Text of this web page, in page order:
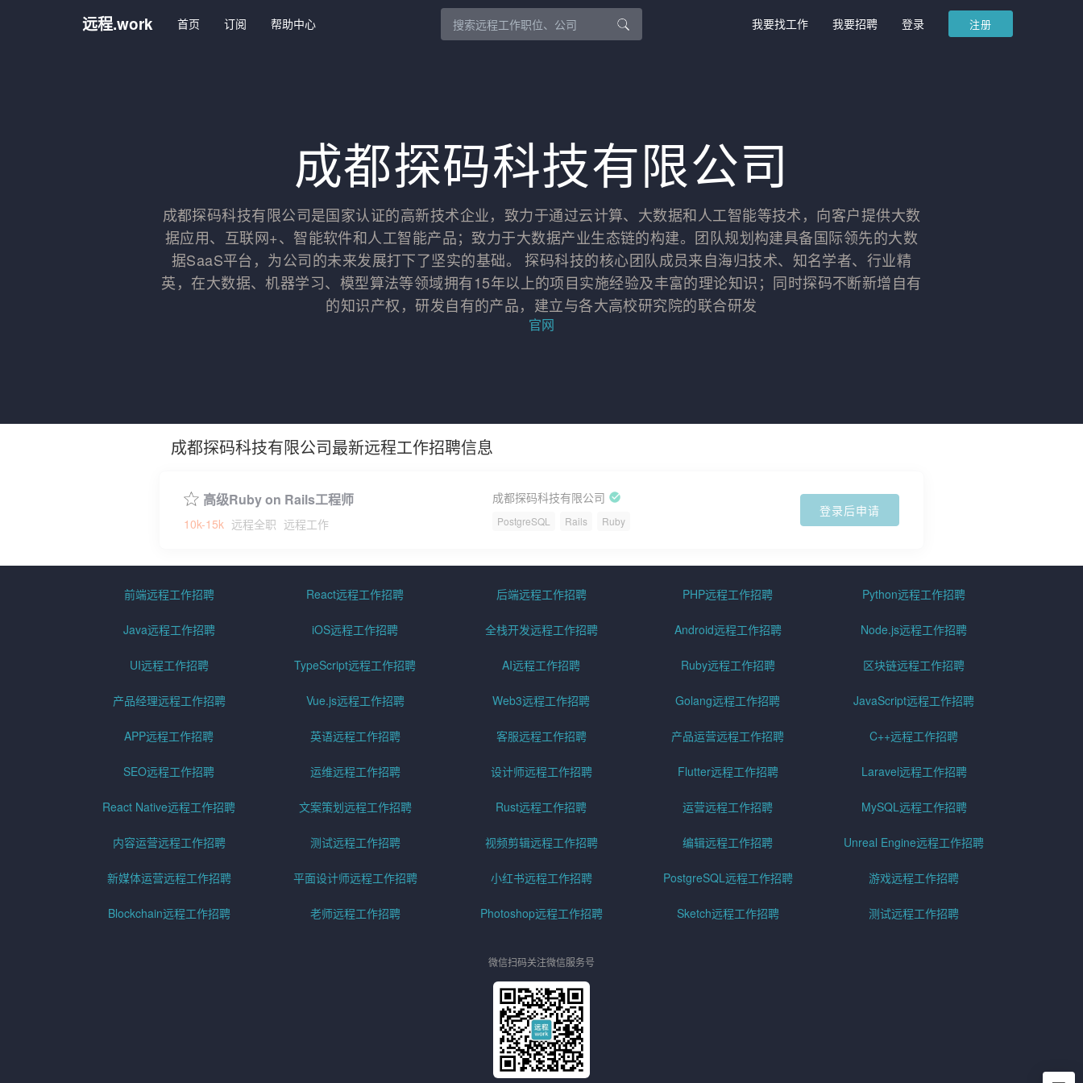
远程.work 首页 订阅 帮助中心 我要找工作 我要招聘 登录 注册
成都探码科技有限公司
成都探码科技有限公司是国家认证的高新技术企业，致力于通过云计算、大数据和人工智能等技术，向客户提供大数
据应用、互联网+、智能软件和人工智能产品；致力于大数据产业生态链的构建。团队规划构建具备国际领先的大数
据SaaS平台，为公司的未来发展打下了坚实的基础。 探码科技的核心团队成员来自海归技术、知名学者、行业精
英，在大数据、机器学习、模型算法等领域拥有15年以上的项目实施经验及丰富的理论知识；同时探码不断新增自有
的知识产权，研发自有的产品，建立与各大高校研究院的联合研发
官网
成都探码科技有限公司最新远程工作招聘信息
高级Ruby on Rails工程师
10k-15k 远程全职 远程工作
成都探码科技有限公司
PostgreSQL Rails Ruby
登录后申请
前端远程工作招聘 React远程工作招聘 后端远程工作招聘 PHP远程工作招聘 Python远程工作招聘
Java远程工作招聘 iOS远程工作招聘 全栈开发远程工作招聘 Android远程工作招聘 Node.js远程工作招聘
UI远程工作招聘 TypeScript远程工作招聘 AI远程工作招聘 Ruby远程工作招聘 区块链远程工作招聘
产品经理远程工作招聘 Vue.js远程工作招聘 Web3远程工作招聘 Golang远程工作招聘 JavaScript远程工作招聘
APP远程工作招聘 英语远程工作招聘 客服远程工作招聘 产品运营远程工作招聘 C++远程工作招聘
SEO远程工作招聘 运维远程工作招聘 设计师远程工作招聘 Flutter远程工作招聘 Laravel远程工作招聘
React Native远程工作招聘 文案策划远程工作招聘 Rust远程工作招聘 运营远程工作招聘 MySQL远程工作招聘
内容运营远程工作招聘 测试远程工作招聘 视频剪辑远程工作招聘 编辑远程工作招聘 Unreal Engine远程工作招聘
新媒体运营远程工作招聘 平面设计师远程工作招聘 小红书远程工作招聘 PostgreSQL远程工作招聘 游戏远程工作招聘
Blockchain远程工作招聘 老师远程工作招聘 Photoshop远程工作招聘 Sketch远程工作招聘 测试远程工作招聘
微信扫码关注微信服务号